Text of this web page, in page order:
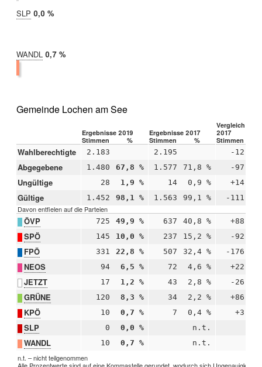
SLP 2019:
0,0 %
WANDL 2019:
0,7 %
Gemeinde Lochen am See
Ergebnisse 2019 Ergebnisse 2017
Vergleich
2017
Stimmen
% Stimmen % Stimmen
Wahlberechtigte 2.183 2.195 -12
Abgegebene 1.480 67,8 % 1.577 71,8 % -97
Ungültige 28 1,9 % 14 0,9 % +14
Gültige 1.452 98,1 % 1.563 99,1 % -111
Davon entfielen auf die Parteien
ÖVP 725 49,9 % 637 40,8 % +88
SPÖ 145 10,0 % 237 15,2 % -92
FPÖ 331 22,8 % 507 32,4 % -176
NEOS 94 6,5 % 72 4,6 % +22
JETZT 17 1,2 % 43 2,8 % -26
GRÜNE 120 8,3 % 34 2,2 % +86
KPÖ 10 0,7 % 7 0,4 % +3
SLP 0 0,0 % n.t.
WANDL 10 0,7 % n.t.
n.t. – nicht teilgenommen